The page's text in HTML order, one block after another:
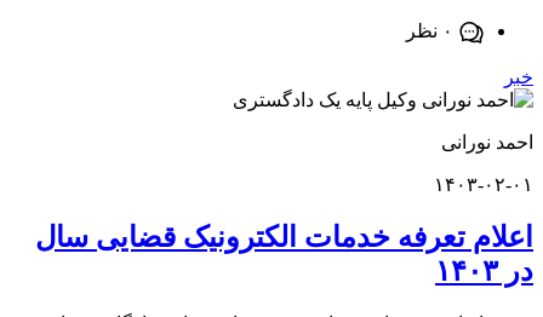
۰ نظر
۰۱
تعرفه خدمات الکترونیک قضایی سال